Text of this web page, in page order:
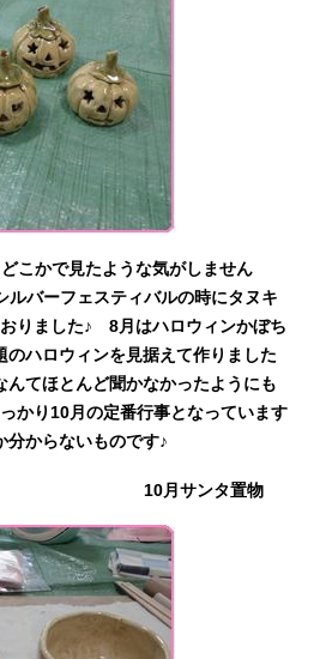
かで見たような気がしません
バーフェスティバルの時にタヌキ
りました♪ 8月はハロウィンかぼち
ハロウィンを見据えて作りました
てほとんど聞かなかったようにも
かり10月の定番行事となっています
からないものです♪
月サンタ置物